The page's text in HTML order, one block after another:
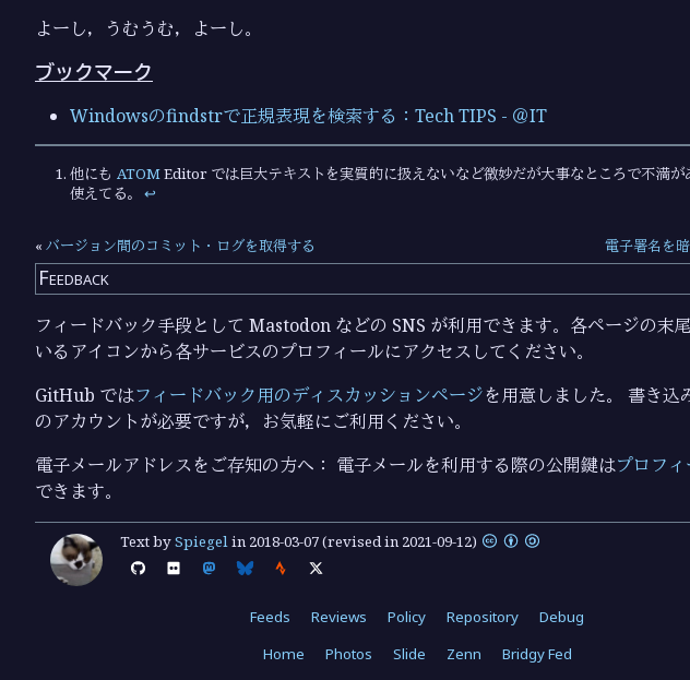
よーし，うむうむ，よーし。
ブックマーク
Windowsのfindstrで正規表現を検索する：Tech TIPS - ＠IT
他にも ATOMEditor では巨大テキストを実質的に扱えないなど微妙だが大事なところで不満が
使えてる。 ↩︎
« バージョン間のコミット・ログを取得する 電子署名を
Feedback
フィードバック手段として Mastodon などの SNS が利用できます。各ページの末
いるアイコンから各サービスのプロフィールにアクセスしてください。
GitHub ではフィードバック用のディスカッションページを用意しました。 書き
のアカウントが必要ですが，お気軽にご利用ください。
電子メールアドレスをご存知の方へ： 電子メールを利用する際の公開鍵はプロフ
できます。
Text bySpiegelin 2018-03-07(revised in 2021-09-12)
Feeds Reviews Policy Repository
Debug
Home
Photos Slide Zenn Bridgy Fed